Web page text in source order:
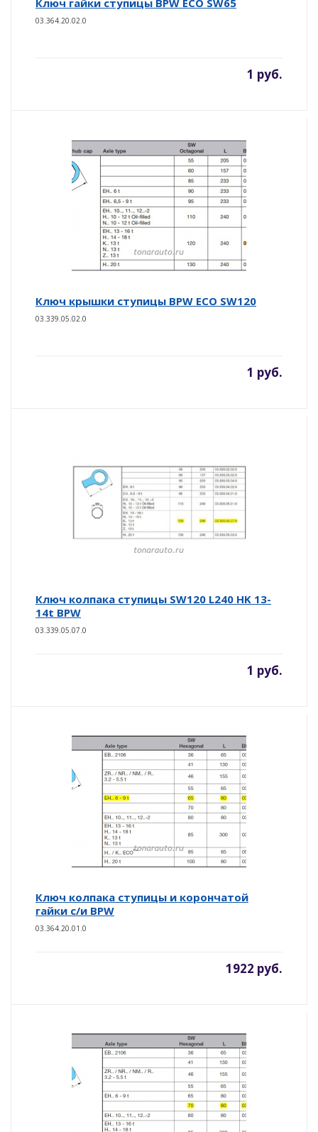
03.364.20.02.0
1 руб.
Ключ крышки ступицы BPW ECO SW120
03.339.05.02.0
1 руб.
Ключ колпака ступицы SW120 L240 HK 13-
14t BPW
03.339.05.07.0
1 руб.
Ключ колпака ступицы и корончатой
гайки с/и BPW
03.364.20.01.0
1922 руб.